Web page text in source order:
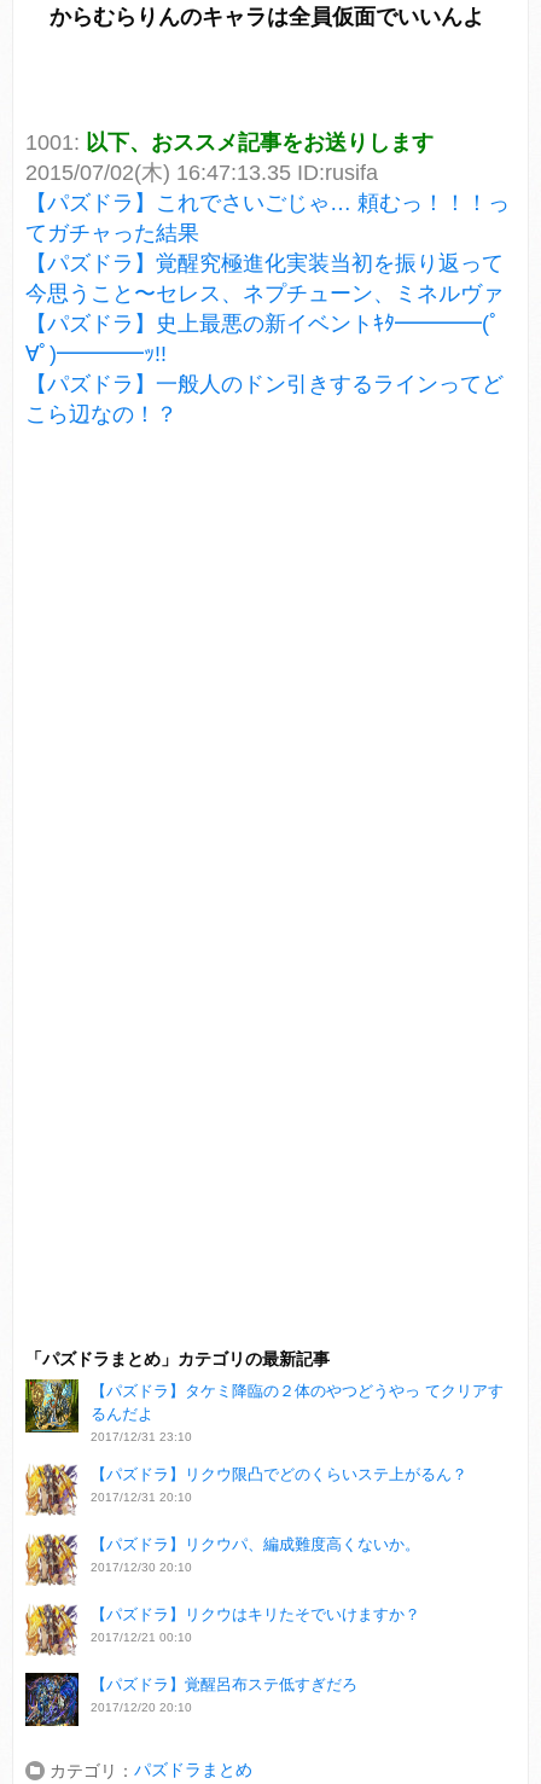
からむらりんのキャラは全員仮面でいいんよ
1001: 以下、おススメ記事をお送りします
2015/07/02(木) 16:47:13.35 ID:rusifa
【パズドラ】これでさいごじゃ… 頼むっ！！！っ
てガチャった結果
【パズドラ】覚醒究極進化実装当初を振り返って
今思うこと〜セレス、ネプチューン、ミネルヴァ
【パズドラ】史上最悪の新イベントｷﾀ━━━━(ﾟ
∀ﾟ)━━━━ｯ!!
【パズドラ】一般人のドン引きするラインってど
こら辺なの！？
「パズドラまとめ」カテゴリの最新記事
【パズドラ】タケミ降臨の２体のやつどうやっ てクリアす
るんだよ
2017/12/31 23:10
【パズドラ】リクウ限凸でどのくらいステ上がるん？
2017/12/31 20:10
【パズドラ】リクウパ、編成難度高くないか。
2017/12/30 20:10
【パズドラ】リクウはキリたそでいけますか？
2017/12/21 00:10
【パズドラ】覚醒呂布ステ低すぎだろ
2017/12/20 20:10
カテゴリ： パズドラまとめ